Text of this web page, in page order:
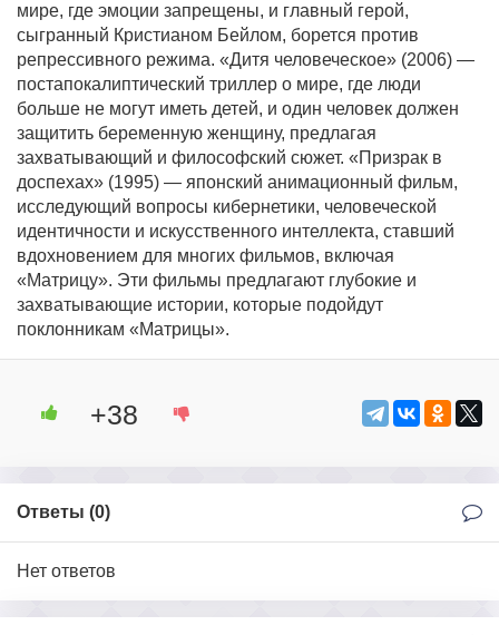
мире, где эмоции запрещены, и главный герой,
сыгранный Кристианом Бейлом, борется против
репрессивного режима. «Дитя человеческое» (2006) —
постапокалиптический триллер о мире, где люди
больше не могут иметь детей, и один человек должен
защитить беременную женщину, предлагая
захватывающий и философский сюжет. «Призрак в
доспехах» (1995) — японский анимационный фильм,
исследующий вопросы кибернетики, человеческой
идентичности и искусственного интеллекта, ставший
вдохновением для многих фильмов, включая
«Матрицу». Эти фильмы предлагают глубокие и
захватывающие истории, которые подойдут
поклонникам «Матрицы».
+38
Ответы (0)
Нет ответов